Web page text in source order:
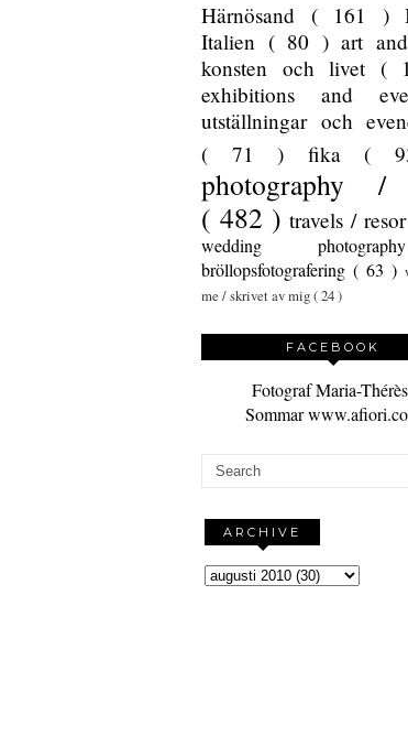
Härnösand ( 161 )
Italien ( 80 )art
konsten och livet (
exhibitions and
utställningar och
( 71 ) fika (
photography
( 482 )travels / resor
wedding
bröllopsfotografering ( 63 )
me / skrivet av mig( 24 )
FACEBOOK
Fotograf Maria-
Sommar
ARCHIVE